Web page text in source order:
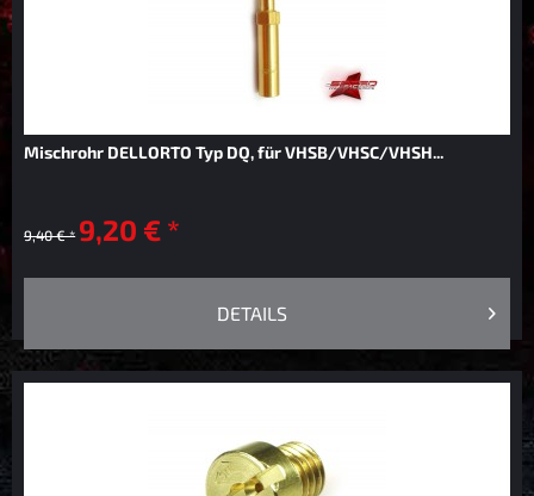
Mischrohr DELLORTO Typ DQ, für VHSB/VHSC/VHSH...
9,40 € * 9,20 € *
DETAILS